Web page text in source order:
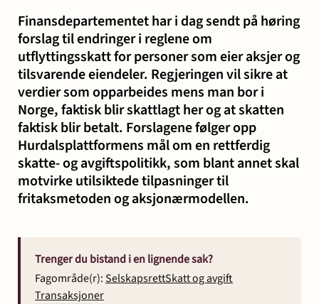
Finansdepartementet har i dag sendt på høring
forslag til endringer i reglene om
utflyttingsskatt for personer som eier aksjer og
tilsvarende eiendeler. Regjeringen vil sikre at
verdier som opparbeides mens man bor i
Norge, faktisk blir skattlagt her og at skatten
faktisk blir betalt. Forslagene følger opp
Hurdalsplattformens mål om en rettferdig
skatte- og avgiftspolitikk, som blant annet skal
motvirke utilsiktede tilpasninger til
fritaksmetoden og aksjonærmodellen.
Trenger du bistand i en lignende sak?
Fagområde(r):SelskapsrettSkatt og avgift
Transaksjoner
Offentlige
anskaffelser
Selskapsrett
Skatt
og
avgift
Strafferett
Transaksjoner
Ta